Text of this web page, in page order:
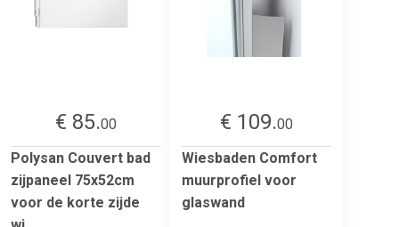
€ 85.00
Polysan Couvert bad
zijpaneel 75x52cm
voor de korte zijde
€ 109.00
Wiesbaden Comfort
muurprofiel voor
glaswand